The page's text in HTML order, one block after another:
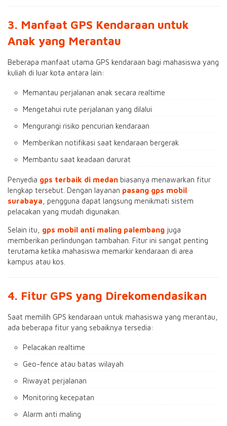
3. Manfaat GPS Kendaraan untuk
Anak yang Merantau
Beberapa manfaat utama GPS kendaraan bagi mahasiswa yang
kuliah di luar kota antara lain:
Memantau perjalanan anak secara realtime
Mengetahui rute perjalanan yang dilalui
Mengurangi risiko pencurian kendaraan
Memberikan notifikasi saat kendaraan bergerak
Membantu saat keadaan darurat
Penyedia gps terbaik di medan biasanya menawarkan fitur
lengkap tersebut. Dengan layanan pasang gps mobil
surabaya , pengguna dapat langsung menikmati sistem
pelacakan yang mudah digunakan.
Selain itu, gps mobil anti maling palembang juga
memberikan perlindungan tambahan. Fitur ini sangat penting
terutama ketika mahasiswa memarkir kendaraan di area
kampus atau kos.
4. Fitur GPS yang Direkomendasikan
Saat memilih GPS kendaraan untuk mahasiswa yang merantau,
ada beberapa fitur yang sebaiknya tersedia:
Pelacakan realtime
Geo-fence atau batas wilayah
Riwayat perjalanan
Monitoring kecepatan
Alarm anti maling